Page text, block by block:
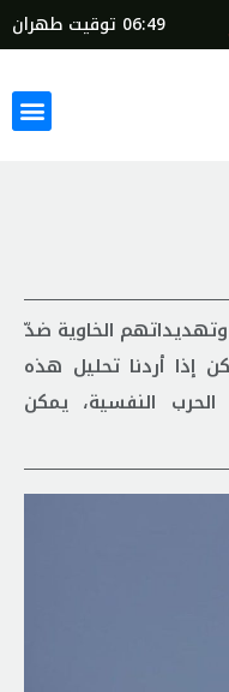
06:49 توقيت طهران
الخاوية ضدّ
إذا أردنا تحليل هذه
النفسية، يمكن